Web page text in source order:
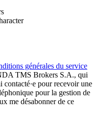
générales du service
TMS Brokers S.A., qui
contacté·e pour recevoir une
pour la gestion de
me désabonner de ce